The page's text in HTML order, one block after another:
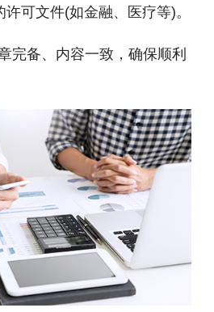
可文件(如金融、医疗等)。
完备、内容一致，确保顺利